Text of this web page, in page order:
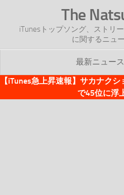
The
iTunesトップソング、ストリ
に関するニュ
最新ニュー
TOP
【iTunes急上昇速報】サカナク
で45位に浮